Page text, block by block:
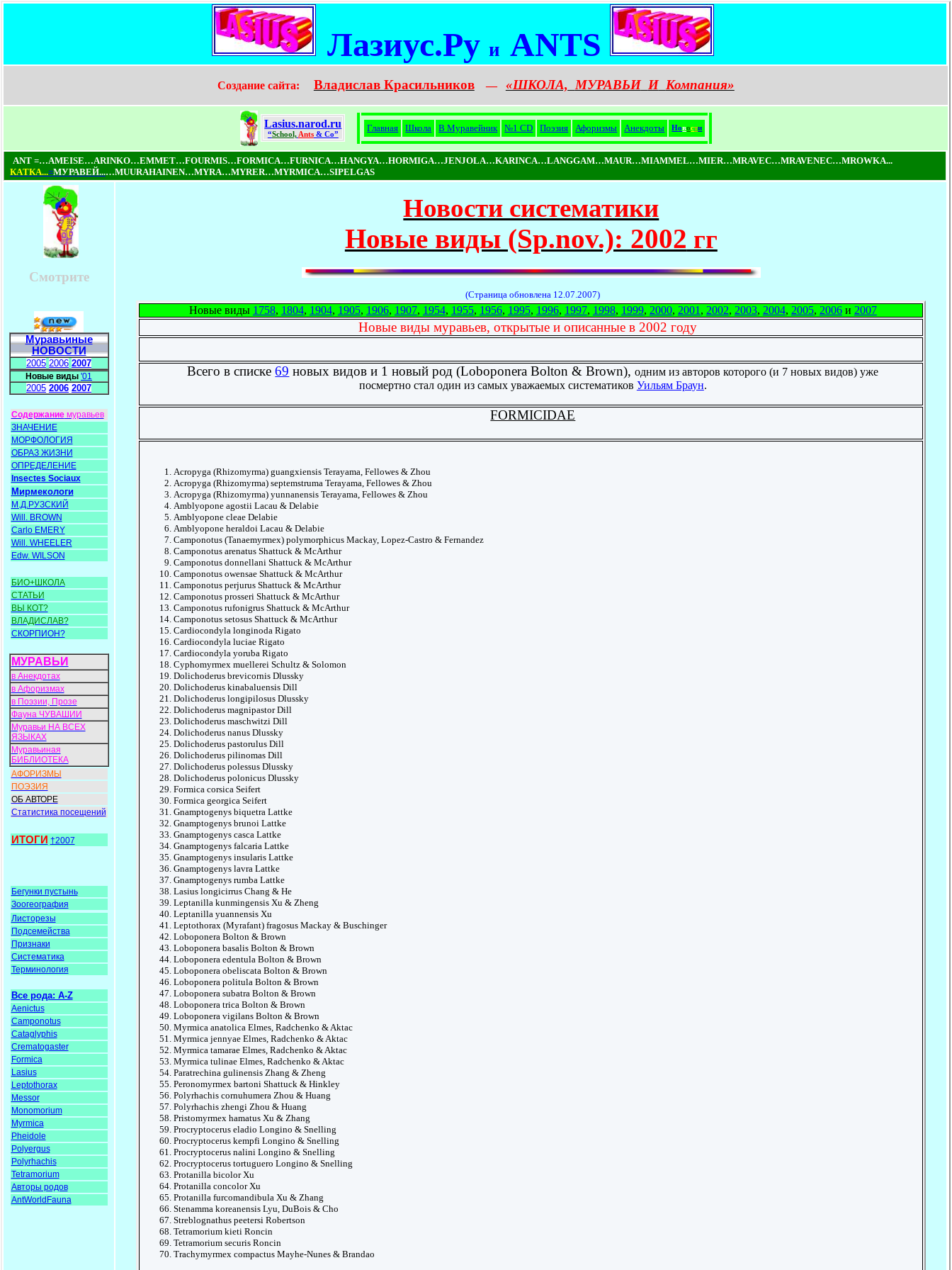
Лазиус.Ру и ANTS
Создание сайта: Владислав Красильников — «ШКОЛА, МУРАВЬИ И Компания»
Lasius.narod.ru
“School, Ants& Co”
Главная Школа В Муравейник №1 CD Поэзия Афоризмы Анекдоты Новости
ANT =…AMEISE…ARINKO…EMMET…FOURMIS…FORMICA…FURNICA…HANGYA…HORMIGA…JENJOLA…KARINCA…LANGGAM…MAUR…MIAMMEL…MIER…MRAVEC…MRAVENEC…MROWKA...
КAТКA...=МУРАВЕЙ...…MUURAHAINEN…MYRA…MYRER…MYRMICA…SIPELGAS
Смотрите
Муравьиные
НОВОСТИ
2005 2006 2007
Новые виды '01
2005 2006 2007
Содержаниемуравьев
ЗНАЧЕНИЕ
МОРФОЛОГИЯ
ОБРАЗ ЖИЗНИ
ОПРЕДЕЛЕНИЕ
Insectes Sociaux
Мирмекологи
М.Д.РУЗСКИЙ
Will. BROWN
Carlo EMERY
Will. WHEELER
Edw. WILSON
БИО+ШКОЛА
СТАТЬИ
ВЫ КОТ?
ВЛАДИСЛАВ?
СКОРПИОН?
МУРАВЬИ
в Анекдотах
в Афоризмах
в Поэзии, Прозе
Фауна ЧУВАШИИ
Муравьи НА ВСЕХ
ЯЗЫКАХ
Муравьиная
БИБЛИОТЕКА
АФОРИЗМЫ
ПОЭЗИЯ
ОБ АВТОРЕ
Статистика посещений
ИТОГИ †2007
Бегунки пустынь
Зоогеография
Листорезы
Подсемейства
Признаки
Систематика
Терминология
Все рода: A-Z
Aenictus
Camponotus
Cataglyphis
Crematogaster
Formica
Lasius
Leptothorax
Messor
Monomorium
Myrmica
Pheidole
Polyergus
Polyrhachis
Tetramorium
Авторы родов
AntWorldFauna
Новости систематики
Новые виды (Sp.nov.): 2002 гг
(Страница обновлена 12.07.2007)
Новые виды 1758, 1804, 1904, 1905, 1906, 1907, 1954, 1955, 1956, 1995, 1996, 1997, 1998, 1999, 2000, 2001 , 2002, 2003, 2004, 2005, 2006и 2007
Новые виды муравьев, открытые и описанные в 2002 году
Всего в списке69 новых видов и 1 новый род (Loboponera Bolton & Brown),одним из авторов которого (и 7 новых видов) уже
посмертно стал один из самых уважаемых систематиков Уильям Браун.
FORMICIDAE
Acropyga (Rhizomyrma) guangxiensis Terayama, Fellowes & Zhou
Acropyga (Rhizomyrma) septemstruma Terayama, Fellowes & Zhou
Acropyga (Rhizomyrma) yunnanensis Terayama, Fellowes & Zhou
Amblyopone agostii Lacau & Delabie
Amblyopone cleae Delabie
Amblyopone heraldoi Lacau & Delabie
Camponotus (Tanaemyrmex) polymorphicus Mackay, Lopez-Castro & Fernandez
Camponotus arenatus Shattuck & McArthur
Camponotus donnellani Shattuck & McArthur
Camponotus owensae Shattuck & McArthur
Camponotus perjurus Shattuck & McArthur
Camponotus prosseri Shattuck & McArthur
Camponotus rufonigrus Shattuck & McArthur
Camponotus setosus Shattuck & McArthur
Cardiocondyla longinoda Rigato
Cardiocondyla luciae Rigato
Cardiocondyla yoruba Rigato
Cyphomyrmex muellerei Schultz & Solomon
Dolichoderus brevicornis Dlussky
Dolichoderus kinabaluensis Dill
Dolichoderus longipilosus Dlussky
Dolichoderus magnipastor Dill
Dolichoderus maschwitzi Dill
Dolichoderus nanus Dlussky
Dolichoderus pastorulus Dill
Dolichoderus pilinomas Dill
Dolichoderus polessus Dlussky
Dolichoderus polonicus Dlussky
Formica corsica Seifert
Formica georgica Seifert
Gnamptogenys biquetra Lattke
Gnamptogenys brunoi Lattke
Gnamptogenys casca Lattke
Gnamptogenys falcaria Lattke
Gnamptogenys insularis Lattke
Gnamptogenys lavra Lattke
Gnamptogenys rumba Lattke
Lasius longicirrus Chang & He
Leptanilla kunmingensis Xu & Zheng
Leptanilla yuannensis Xu
Leptothorax (Myrafant) fragosus Mackay & Buschinger
Loboponera Bolton & Brown
Loboponera basalis Bolton & Brown
Loboponera edentula Bolton & Brown
Loboponera obeliscata Bolton & Brown
Loboponera politula Bolton & Brown
Loboponera subatra Bolton & Brown
Loboponera trica Bolton & Brown
Loboponera vigilans Bolton & Brown
Myrmica anatolica Elmes, Radchenko & Aktac
Myrmica jennyae Elmes, Radchenko & Aktac
Myrmica tamarae Elmes, Radchenko & Aktac
Myrmica tulinae Elmes, Radchenko & Aktac
Paratrechina gulinensis Zhang & Zheng
Peronomyrmex bartoni Shattuck & Hinkley
Polyrhachis cornuhumera Zhou & Huang
Polyrhachis zhengi Zhou & Huang
Pristomyrmex hamatus Xu & Zhang
Procryptocerus eladio Longino & Snelling
Procryptocerus kempfi Longino & Snelling
Procryptocerus nalini Longino & Snelling
Procryptocerus tortuguero Longino & Snelling
Protanilla bicolor Xu
Protanilla concolor Xu
Protanilla furcomandibula Xu & Zhang
Stenamma koreanensis Lyu, DuBois & Cho
Streblognathus peetersi Robertson
Tetramorium kieti Roncin
Tetramorium securis Roncin
Trachymyrmex compactus Mayhe-Nunes & Brandao